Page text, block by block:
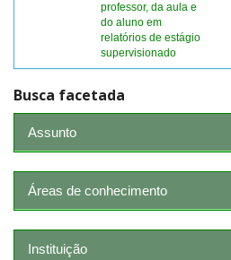
professor, da aula e
do aluno em
relatórios de estágio
supervisionado
Busca facetada
Assunto
Áreas de conhecimento
Instituição